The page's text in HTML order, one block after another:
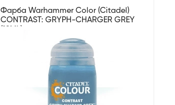
Фарба Warhammer Color (Citadel)
CONTRAST: GRYPH-CHARGER GREY